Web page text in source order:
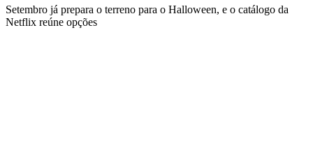
Setembro já prepara o terreno para o Halloween, e o catálogo da
Netflix reúne opções